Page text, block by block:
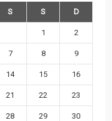
S S D
1 2
7 8 9
14 15 16
21 22 23
28 29 30